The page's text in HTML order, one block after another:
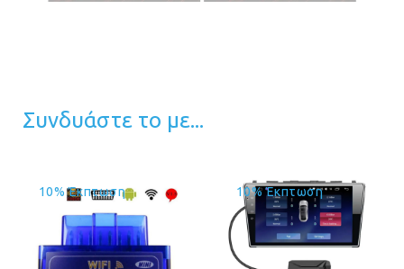
Συνδυάστε το με...
10% Έκπτωση 10% Έκπτωση